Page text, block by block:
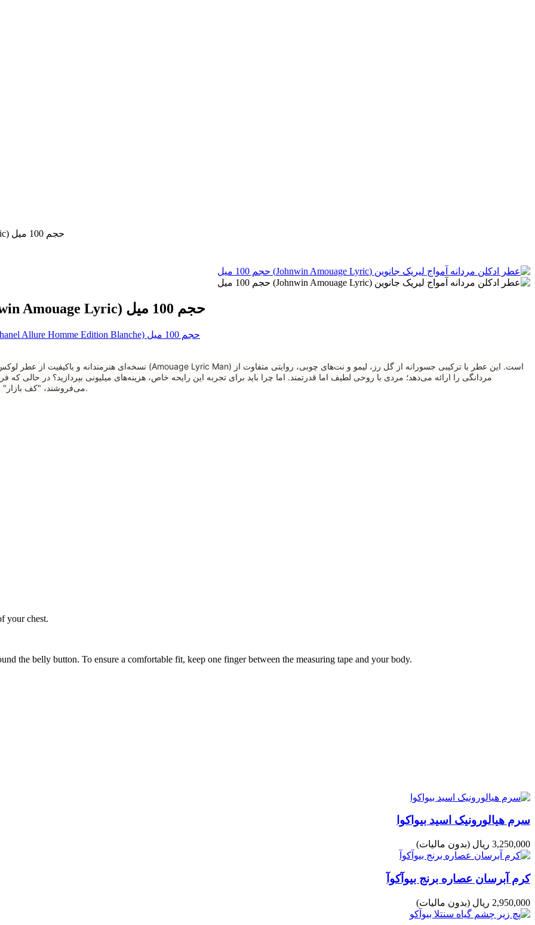
عطر ادکلن مردانه آمواج لیریک جانوین (Johnwin Amouage Lyric) حجم 100 میل
عطر ادکلن مردانه آمواج لیریک جانوین (Johnwin Amouage Lyric) حجم 100 میل
می‌فروشند، "کف بازار" به عنوان واردکننده مستقیم، آن را با قیمت واقعی و بدون حباب عرضه می‌کند.
your chest.
the belly button. To ensure a comfortable fit, keep one finger between the measuring tape and your body.
سرم هیالورونیک اسید بیواکوا
3,250,000 ریال (بدون مالیات)
کرم آبرسان عصاره برنج بیوآکوآ
2,950,000 ریال (بدون مالیات)